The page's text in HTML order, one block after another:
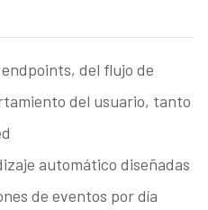
del flujo de
del usuario, tanto
automático diseñadas
de eventos por día